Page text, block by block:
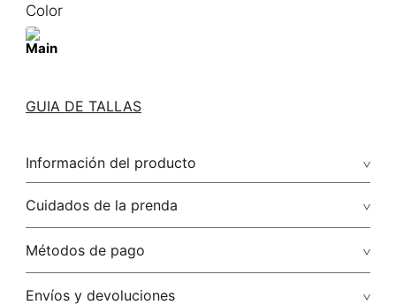
Color
GUIA DE TALLAS
Información del producto
98.92% algodón/cotton1.08% elastano/elastane
Cuidados de la prenda
Lavar con colores similares. no secar en máquina. los tonos
Métodos de pago
Tarjetas de crédito: Visa, Dinners, Master Card y American
Envíos y devoluciones